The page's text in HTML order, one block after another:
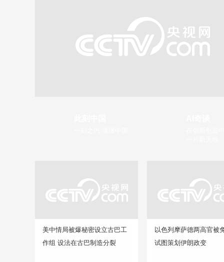
美中情局被爆秘密设立古巴工
作组 设法在古巴制造分裂
以色列摩萨德两高官被
试图策划伊朗政变